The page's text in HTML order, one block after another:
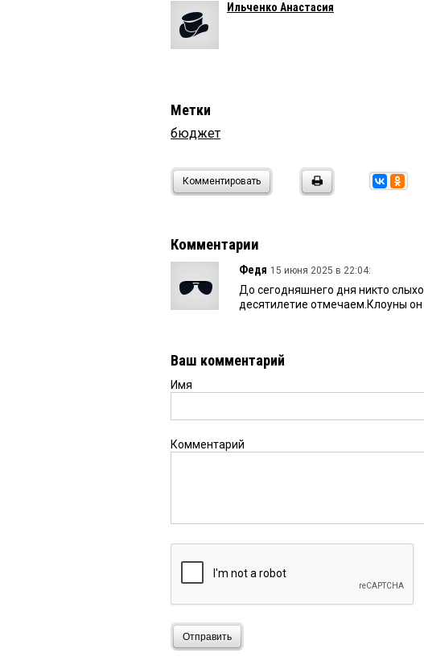
Ильченко Анастасия
Метки
бюджет
Комментировать
Комментарии
Федя 15 июня 2025 в 22:04:
До сегодняшнего дня никто
десятилетие отмечаем.Клоуны он
Ваш комментарий
Имя
Комментарий
Отправить